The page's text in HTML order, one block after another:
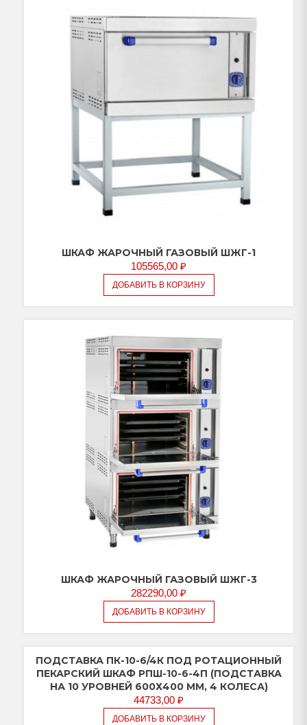
ШКАФ ЖАРОЧНЫЙ ГАЗОВЫЙ ШЖГ-1
105565,00 ₽
ДОБАВИТЬ В КОРЗИНУ
ШКАФ ЖАРОЧНЫЙ ГАЗОВЫЙ ШЖГ-3
282290,00 ₽
ДОБАВИТЬ В КОРЗИНУ
ПОДСТАВКА ПК-10-6/4К ПОД РОТАЦИОННЫЙ
ПЕКАРСКИЙ ШКАФ РПШ-10-6-4П (ПОДСТАВКА
НА 10 УРОВНЕЙ 600Х400 ММ, 4 КОЛЕСА)
44733,00 ₽
ДОБАВИТЬ В КОРЗИНУ